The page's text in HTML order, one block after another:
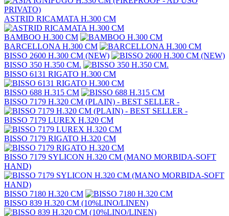
ASTRID RICAMATA H.300 CM
BAMBOO H.300 CM
BARCELLONA H.300 CM
BISSO 2600 H.300 CM (NEW)
BISSO 350 H.350 CM.
BISSO 6131 RIGATO H.300 CM
BISSO 688 H.315 CM
BISSO 7179 H.320 CM (PLAIN) - BEST SELLER -
BISSO 7179 LUREX H.320 CM
BISSO 7179 RIGATO H.320 CM
BISSO 7179 SYLICON H.320 CM (MANO MORBIDA-SOFT
HAND)
BISSO 7180 H.320 CM
BISSO 839 H.320 CM (10%LINO/LINEN)